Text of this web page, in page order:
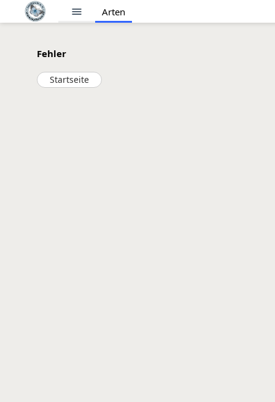
menu Arten
Fehler
Startseite